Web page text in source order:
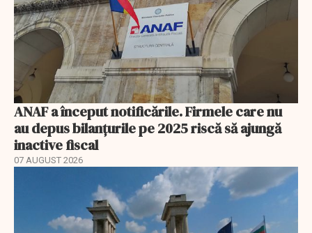
ANAF a început notificările. Firmele care nu
au depus bilanțurile pe 2025 riscă să ajungă
inactive fiscal
07 AUGUST 2026